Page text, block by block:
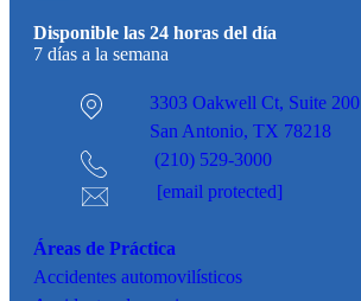
Disponible las 24 horas del día
7 días a la semana
3303 Oakwell Ct, Suite 200
San Antonio, TX 78218
(210) 529-3000
[email protected]
Áreas de Práctica
Accidentes automovilísticos